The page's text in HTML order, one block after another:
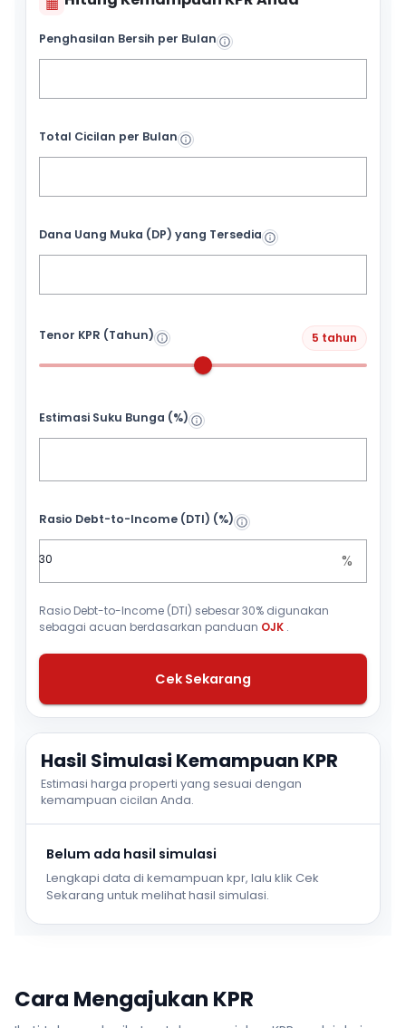
Penghasilan Bersih per Bulan
Total Cicilan per Bulan
Dana Uang Muka (DP) yang Tersedia
Tenor KPR (Tahun) 5 tahun
Estimasi Suku Bunga (%)
Rasio Debt-to-Income (DTI) (%)
%
Rasio Debt-to-Income (DTI) sebesar 30% digunakan
sebagai acuan berdasarkan panduan OJK .
Cek Sekarang
Hasil Simulasi Kemampuan KPR
Estimasi harga properti yang sesuai dengan
kemampuan cicilan Anda.
Belum ada hasil simulasi
Lengkapi data di kemampuan kpr, lalu klik Cek
Sekarang untuk melihat hasil simulasi.
Cara Mengajukan KPR